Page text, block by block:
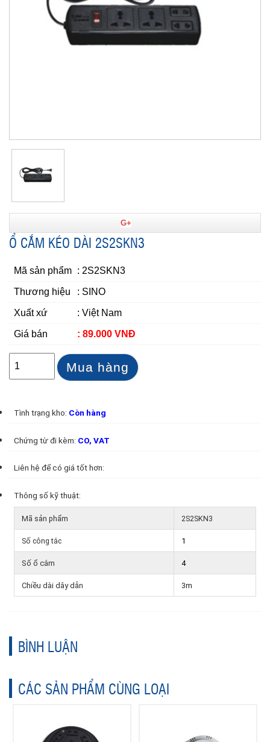
G+
Ổ CẮM KÉO DÀI 2S2SKN3
Mã sản phẩm : 2S2SKN3
Thương hiệu : SINO
Xuất xứ : Việt Nam
Giá bán : 89.000 VNĐ
Mua hàng
Tình trạng kho: Còn hàng
Chứng từ đi kèm: CO, VAT
Liên hệ để có giá tốt hơn:
Thông số kỹ thuật:
Mã sản phẩm 2S2SKN3
Số công tắc 1
Số ổ cắm 4
Chiều dài dây dẫn 3m
BÌNH LUẬN
CÁC SẢN PHẨM CÙNG LOẠI